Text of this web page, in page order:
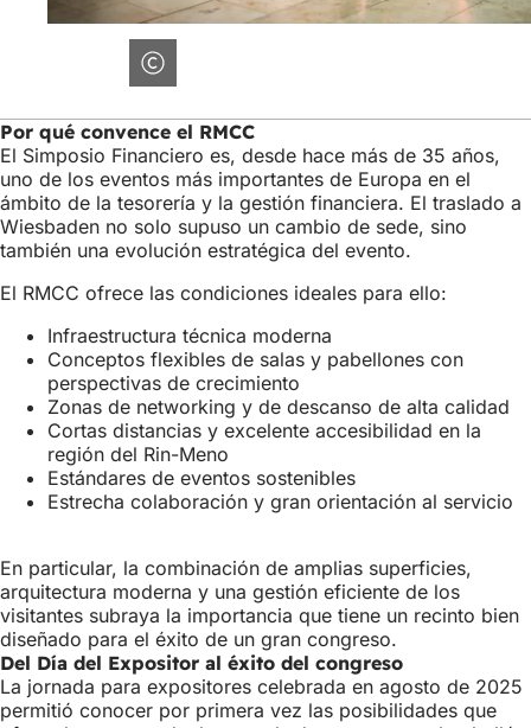
Por qué convence el RMCC
El Simposio Financiero es, desde hace más de 35 años,
uno de los eventos más importantes de Europa en el
ámbito de la tesorería y la gestión financiera. El traslado a
Wiesbaden no solo supuso un cambio de sede, sino
también una evolución estratégica del evento.
El RMCC ofrece las condiciones ideales para ello:
Infraestructura técnica moderna
Conceptos flexibles de salas y pabellones con
perspectivas de crecimiento
Zonas de networking y de descanso de alta calidad
Cortas distancias y excelente accesibilidad en la
región del Rin-Meno
Estándares de eventos sostenibles
Estrecha colaboración y gran orientación al servicio
En particular, la combinación de amplias superficies,
arquitectura moderna y una gestión eficiente de los
visitantes subraya la importancia que tiene un recinto bien
diseñado para el éxito de un gran congreso.
Del Día del Expositor al éxito del congreso
La jornada para expositores celebrada en agosto de 2025
permitió conocer por primera vez las posibilidades que